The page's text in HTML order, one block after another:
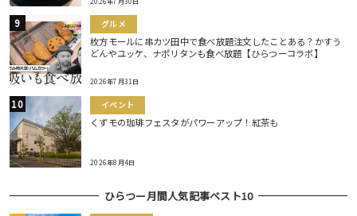
グルメ
枚方モールに串カツ田中で食べ放題注文したことある？かすう
どんやユッケ、ナポリタンも食べ放題【ひらつーコラボ】
2026年7月31日
イベント
くずモの珈琲フェスタがパワーアップ！紅茶も
2026年8月4日
ひらつー月間人気記事ベスト10